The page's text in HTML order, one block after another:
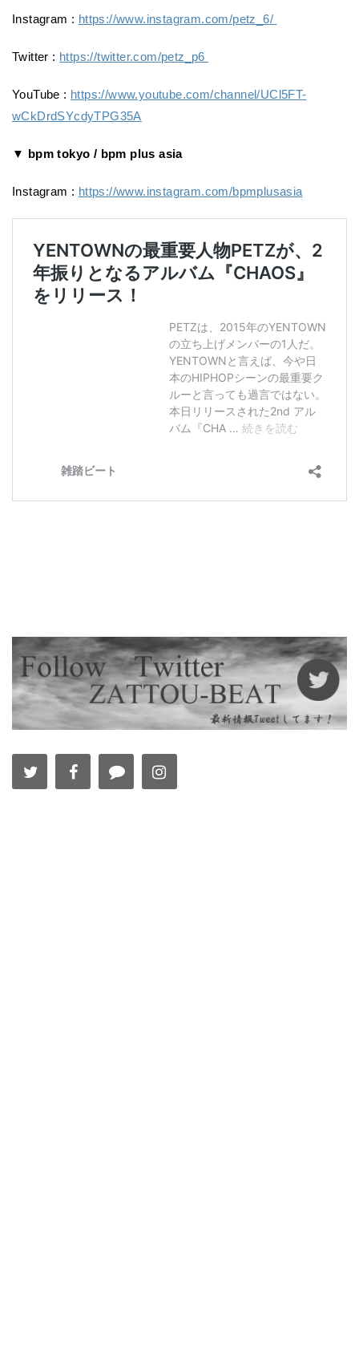
Instagram : https://www.instagram.com/petz_6/
Twitter : https://twitter.com/petz_p6
YouTube : https://www.youtube.com/channel/UCl5FT-
wCkDrdSYcdyTPG35A
▼ bpm tokyo / bpm plus asia
Instagram : https://www.instagram.com/bpmplusasia